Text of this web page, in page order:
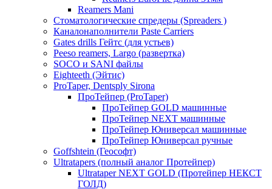
Reamers Mani
Стоматологические спредеры (Spreaders )
Каналонаполнители Paste Carriers
Gates drills Гейтс (для устьев)
Peeso reamers, Largo (развертка)
SOCO и SANI файлы
Eighteeth (Эйтис)
ProTaper, Dentsply Sirona
ПроТейпер (ProTaper)
ПроТейпер GOLD машинные
ПроТейпер NEXT машинные
ПроТейпер Юниверсал машинные
ПроТейпер Юниверсал ручные
Goffshtein (Геософт)
Ultratapers (полный аналог Протейпер)
Ultrataper NEXT GOLD (Протейпер НЕКСТ
ГОЛД)